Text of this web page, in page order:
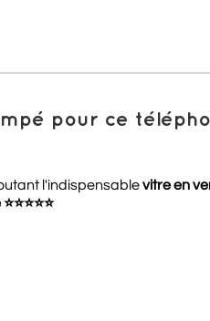
pour ce
l'indispensablevitre en
⭐⭐⭐⭐⭐